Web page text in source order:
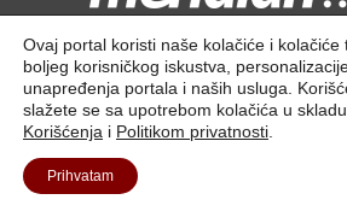
Kontaktirajte nas:
Ovaj portal koristi naše kolačiće i kolačiće
boljeg korisničkog iskustva,
unapređenja portala i naših usluga.
slažete se sa upotrebom kolačića u
Korišćenja i Politikom privatnosti
Prihvatam